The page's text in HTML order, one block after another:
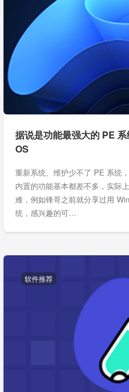
据说是功能最强大的 PE
OS
重新系统、维护少不了 PE 系统
内置的功能基本都差不多，实际
难，例如锋哥之前就分享过用
统，感兴趣的可…
软件推荐